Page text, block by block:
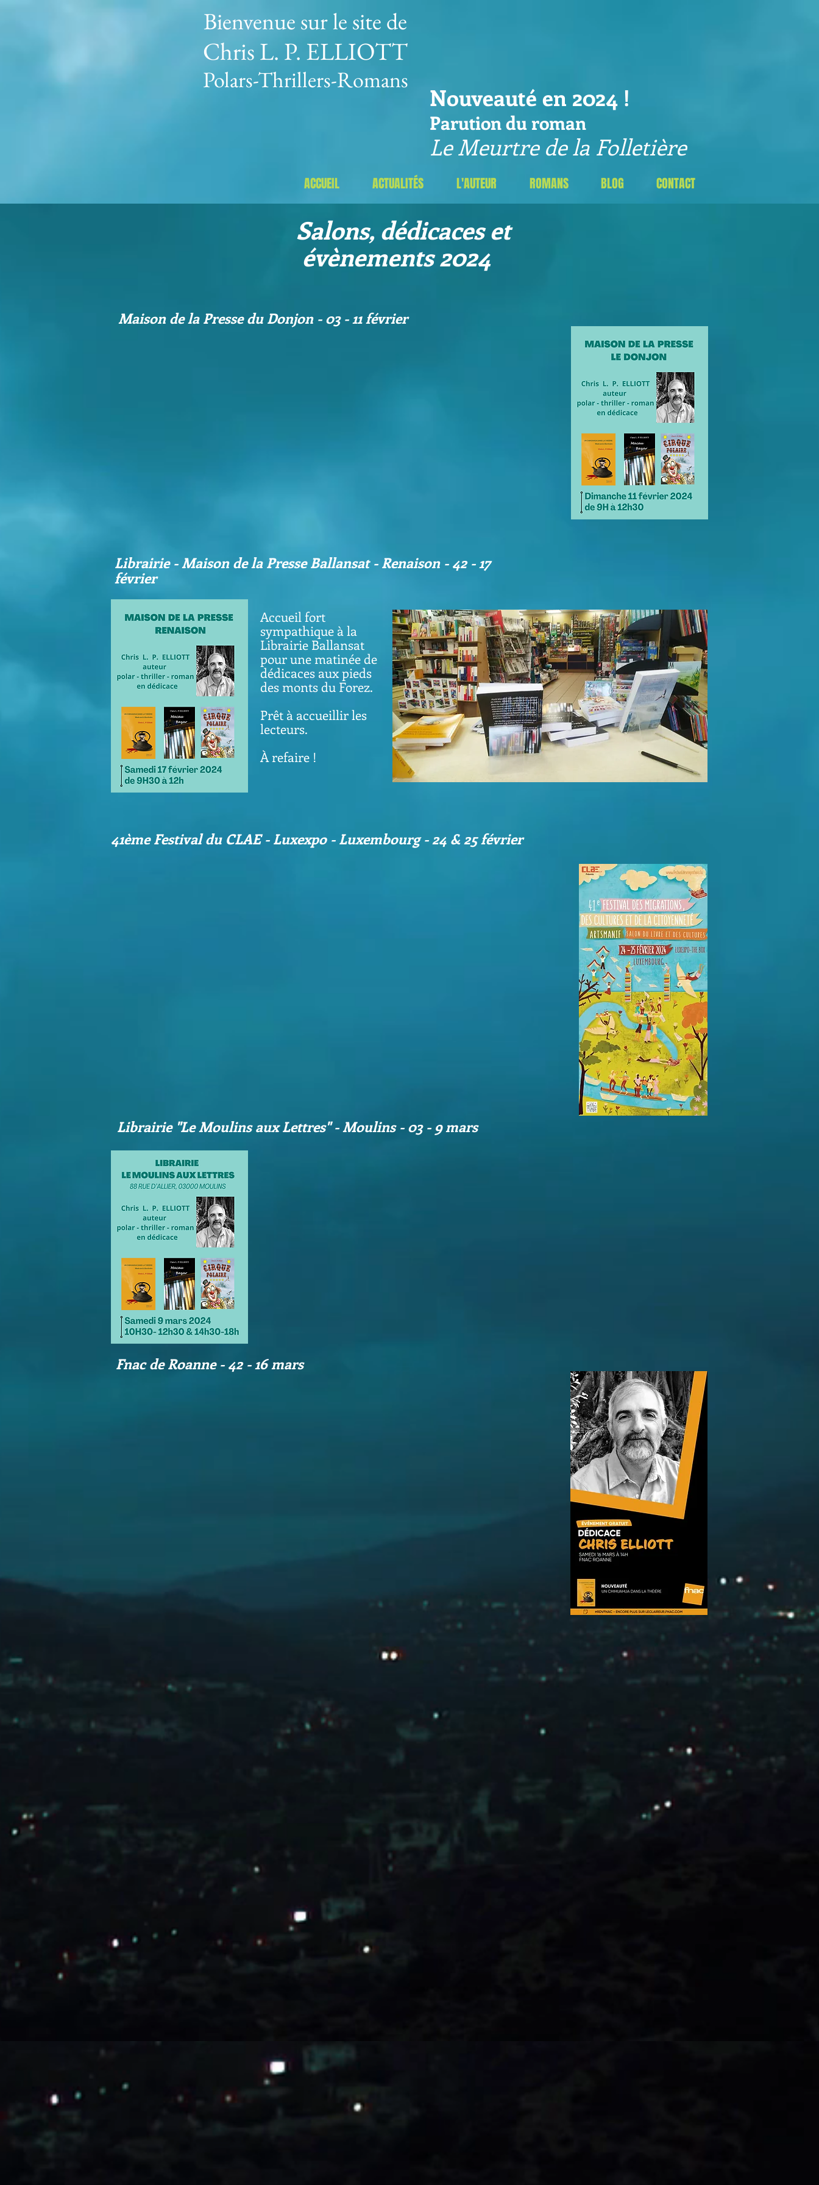
Bienvenue sur le site de
Chris L. P. ELLIOTT
Polars-Thrillers-Romans
Nouveauté en 2024 !
Parution du roman
Le Meurtre de la Folletière
ACCUEIL ACTUALITÉS L'AUTEUR ROMANS BLOG CONTACT
Salons, dédicaces et
évènements 2024
Maison de la Presse du Donjon - 03 - 11 février
Librairie - Maison de la Presse Ballansat - Renaison - 42 - 17
février
Accueil fort
sympathique à la
Librairie Ballansat
pour une matinée de
dédicaces aux pieds
des monts du Forez.
Prêt à accueillir les
lecteurs.
À refaire !
41ème Festival du CLAE - Luxexpo - Luxembourg - 24 & 25 février
Librairie ''Le Moulins aux Lettres'' - Moulins - 03 - 9 mars
Fnac de Roanne - 42 - 16 mars